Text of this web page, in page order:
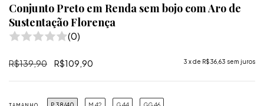
Conjunto Preto em Renda sem bojo com Aro de
Sustentação Florença
(0)
R$139,90 R$109,90 3 x de R$36,63 sem juros